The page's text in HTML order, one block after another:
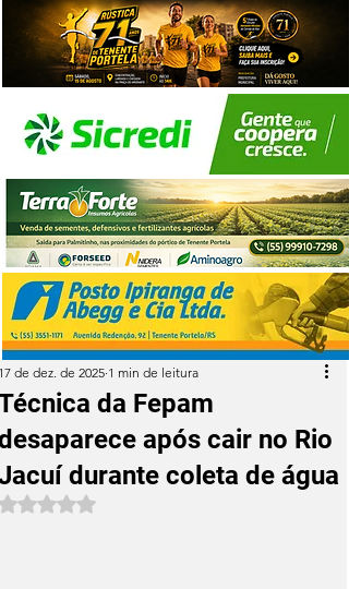
da Fepam
após cair no Rio
durante coleta de água
de dez. de 2025 1 min de leitura
Avaliado com NaN de 5 estrelas.